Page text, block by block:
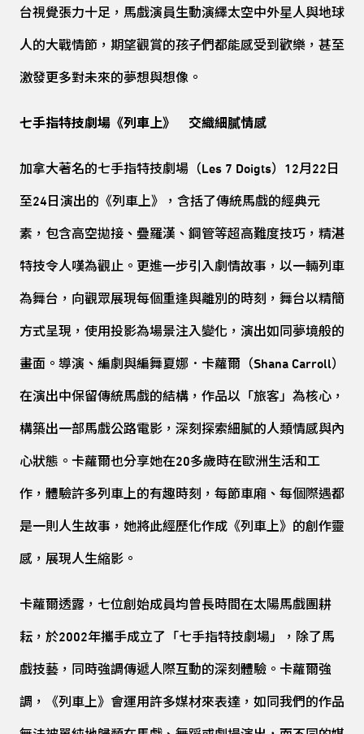
台視覺張力十足，馬戲演員生動演繹太空中外星人與地球
人的大戰情節，期望觀賞的孩子們都能感受到歡樂，甚至
激發更多對未來的夢想與想像。
七手指特技劇場《列車上》 交織細膩情感
加拿大著名的七手指特技劇場（Les 7 Doigts）12月22日
至24日演出的《列車上》，含括了傳統馬戲的經典元
素，包含高空拋接、疊羅漢、鋼管等超高難度技巧，精湛
特技令人嘆為觀止。更進一步引入劇情故事，以一輛列車
為舞台，向觀眾展現每個重逢與離別的時刻，舞台以精簡
方式呈現，使用投影為場景注入變化，演出如同夢境般的
畫面。導演、編劇與編舞夏娜．卡蘿爾（Shana Carroll）
在演出中保留傳統馬戲的結構，作品以「旅客」為核心，
構築出一部馬戲公路電影，深刻探索細膩的人類情感與內
心狀態。卡蘿爾也分享她在20多歲時在歐洲生活和工
作，體驗許多列車上的有趣時刻，每節車廂、每個際遇都
是一則人生故事，她將此經歷化作成《列車上》的創作靈
感，展現人生縮影。
卡蘿爾透露，七位創始成員均曾長時間在太陽馬戲團耕
耘，於2002年攜手成立了「七手指特技劇場」，除了馬
戲技藝，同時強調傳遞人際互動的深刻體驗。卡蘿爾強
調，《列車上》會運用許多媒材來表達，如同我們的作品